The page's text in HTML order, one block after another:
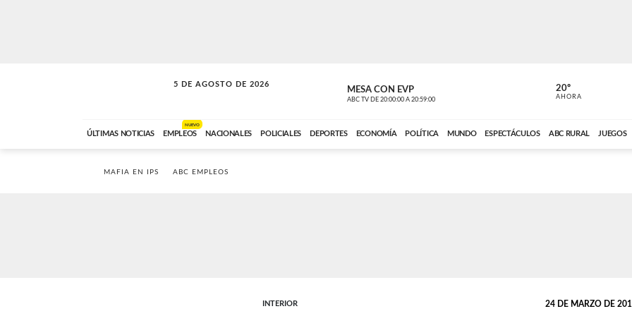
5 DE AGOSTO DE 2026
SOLO MÚSICA MESA CON EVP
ABC TV DE 20:00:00 A 20:59:00 ABC CARDINAL
20º
AHORA
ÚLTIMAS NOTICIAS EMPLEOS
NUEVO
NACIONALES POLICIALES DEPORTES ECONOMÍA POLÍTICA MUNDO ESPECTÁCULOS ABC RURAL JUEGOS
MAFIA EN IPS ABC EMPLEOS
INTERIOR 24 DE MARZO DE